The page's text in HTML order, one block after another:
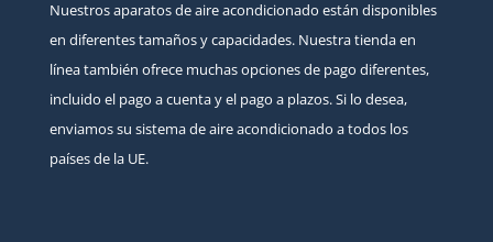
Nuestros aparatos de aire acondicionado están disponibles
en diferentes tamaños y capacidades. Nuestra tienda en
línea también ofrece muchas opciones de pago diferentes,
incluido el pago a cuenta y el pago a plazos. Si lo desea,
enviamos su sistema de aire acondicionado a todos los
países de la UE.